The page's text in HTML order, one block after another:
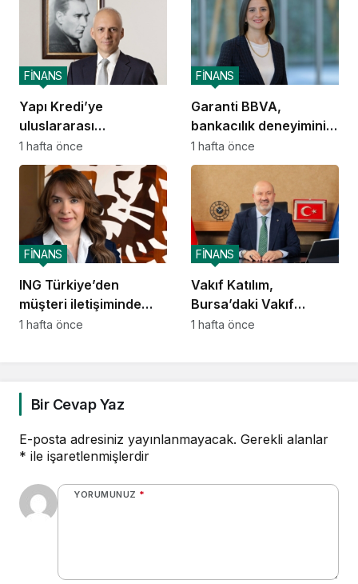
Yapı Kredi’ye
uluslararası
piyasalardan 414
milyon dolarlık yeni
kaynak
FİNANS
1 hafta önce
Garanti BBVA,
bankacılık deneyimini
ChatGPT’ye taşıdı
FİNANS
1 hafta önce
ING Türkiye’den
müşteri iletişiminde
yapay zekâ dönüşümü
FİNANS
1 hafta önce
Vakıf Katılım,
Bursa’daki Vakıf
Mirasını geleceğe
FİNANS
1 hafta önce
Bir Cevap Yaz
E-posta adresiniz yayınlanmayacak. Gerekli alanlar
* ile işaretlenmişlerdir
YORUMUNUZ *